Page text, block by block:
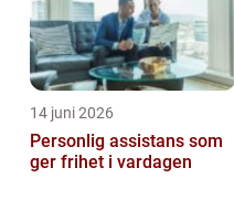
14 juni 2026
Personlig assistans som
ger frihet i vardagen